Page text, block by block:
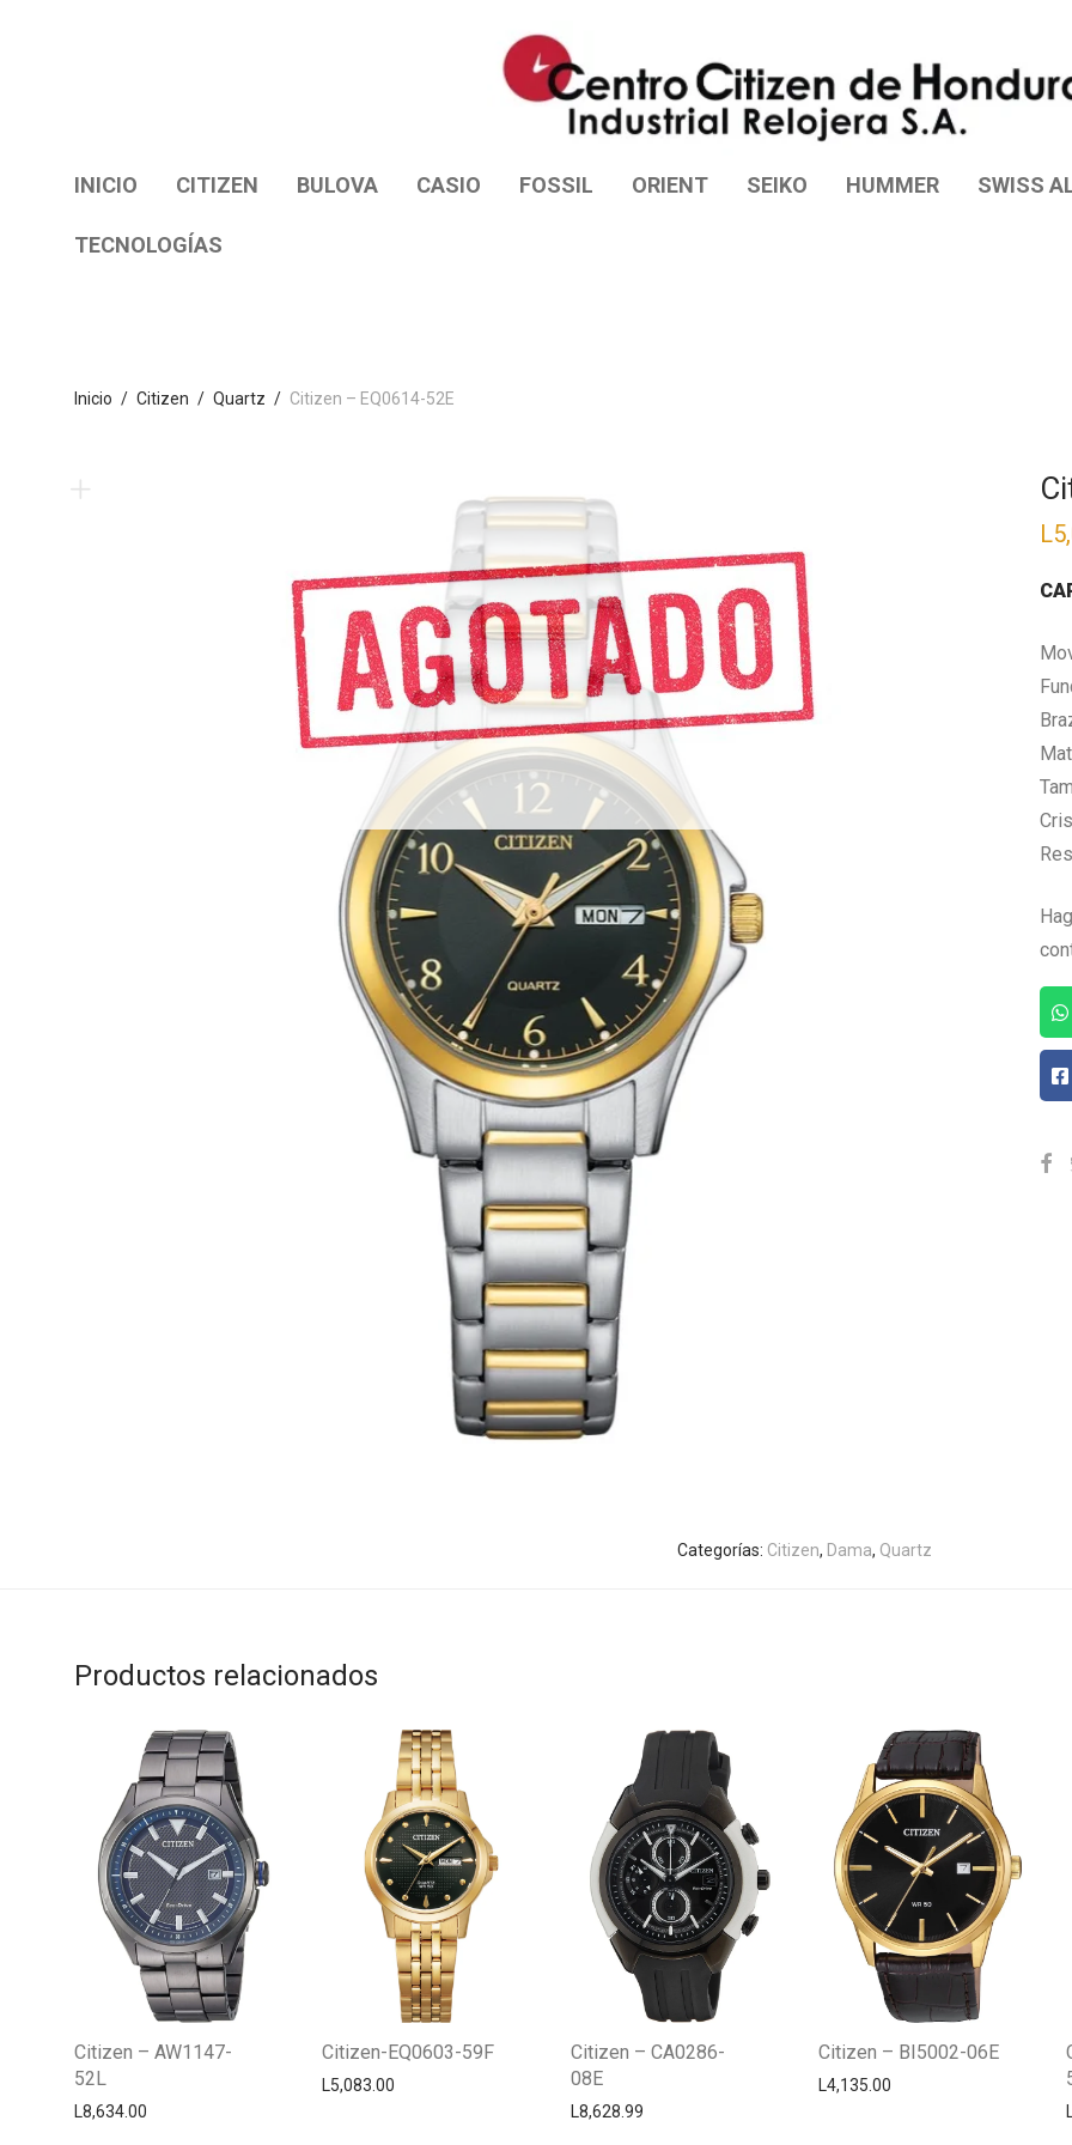
INICIO CITIZEN BULOVA CASIO FOSSIL ORIENT SEIKO HUMMER SWISS
TECNOLOGÍAS
Inicio / Citizen / Quartz / Citizen – EQ0614-52E
L
Categorías: Citizen, Dama, Quartz
Productos relacionados
Citizen – AW1147-
52L
L8,634.00
Citizen-EQ0603-59F
L5,083.00
Citizen – CA0286-
08E
L8,628.99
Citizen – BI5002-06E
L4,135.00